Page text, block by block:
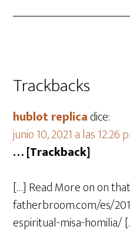
Trackbacks
hublot replicadice:
junio 10, 2021 a las 12:26
… [Trackback]
[…] Read More on on
fatherbroom.com/es/
espiritual-misa-homilia/